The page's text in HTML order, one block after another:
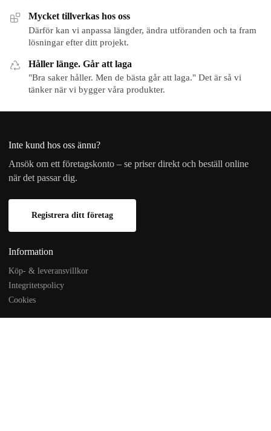
Mycket tillverkas hos oss
Därför kan vi anpassa längder, ändra utföranden och ta fram
lösningar efter ditt projekt.
Håller länge. Går att laga
"Bra saker håller. Men de bästa går att laga." Det är så vi
tänker när vi bygger våra produkter.
Inte kund hos oss ännu?
Ansök om ett företagskonto – se priser direkt och beställ online
när det passar dig.
Registrera ditt företag
Information
Köp- & leveransvillkor
Integritetspolicy
Cookies